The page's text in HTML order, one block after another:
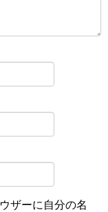
ザーに自分の名